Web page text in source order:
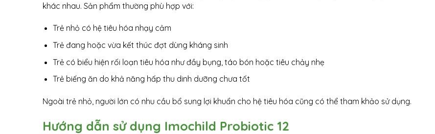
khác nhau. Sản phẩm thường phù hợp với:
Trẻ nhỏ có hệ tiêu hóa nhạy cảm
Trẻ đang hoặc vừa kết thúc đợt dùng kháng sinh
Trẻ có biểu hiện rối loạn tiêu hóa như đầy bụng, táo bón hoặc tiêu chảy nhẹ
Trẻ biếng ăn do khả năng hấp thu dinh dưỡng chưa tốt
Ngoài trẻ nhỏ, người lớn có nhu cầu bổ sung lợi khuẩn cho hệ tiêu hóa cũng có thể tham khảo sử dụng.
Hướng dẫn sử dụng Imochild Probiotic 12